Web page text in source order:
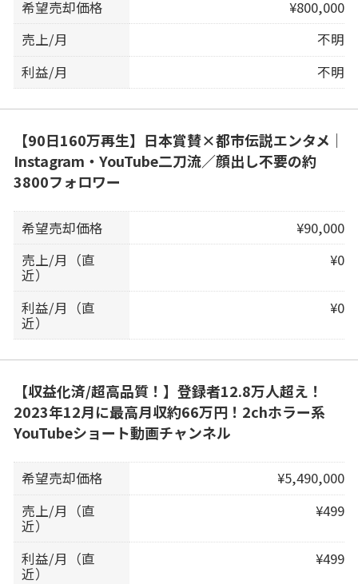
希望売却価格
¥800,000
売上/月
不明
利益/月
不明
【90日160万再生】日本賞賛×都市伝説エンタメ｜
Instagram・YouTube二刀流／顔出し不要の約
3800フォロワー
希望売却価格
¥90,000
売上/月（直
近）
¥0
利益/月（直
近）
¥0
【収益化済/超高品質！】登録者12.8万人超え！
2023年12月に最高月収約66万円！2chホラー系
YouTubeショート動画チャンネル
希望売却価格
¥5,490,000
売上/月（直
近）
¥499
利益/月（直
近）
¥499